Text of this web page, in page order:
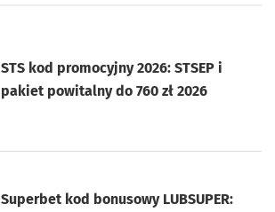
STS kod promocyjny 2026: STSEP i
pakiet powitalny do 760 zł 2026
Superbet kod bonusowy LUBSUPER: